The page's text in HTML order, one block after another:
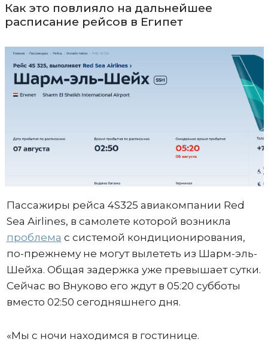
Как это повлияло на дальнейшее
расписание рейсов в Египет
Пассажиры рейса 4S325 авиакомпании Red
Sea Airlines, в самолете которой возникла
проблема с системой кондиционирования,
по-прежнему не могут вылететь из Шарм-эль-
Шейха. Общая задержка уже превышает сутки.
Сейчас во Внуково его ждут в 05:20 субботы
вместо 02:50 сегодняшнего дня.
«Мы с ночи находимся в гостинице.